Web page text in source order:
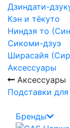
Дзиндати-
Кэн и тёкуто
Ниндзя то
Сикоми-дзуэ
Ширасайя
Аксессуары
Аксессуары
Подставки
Бренды